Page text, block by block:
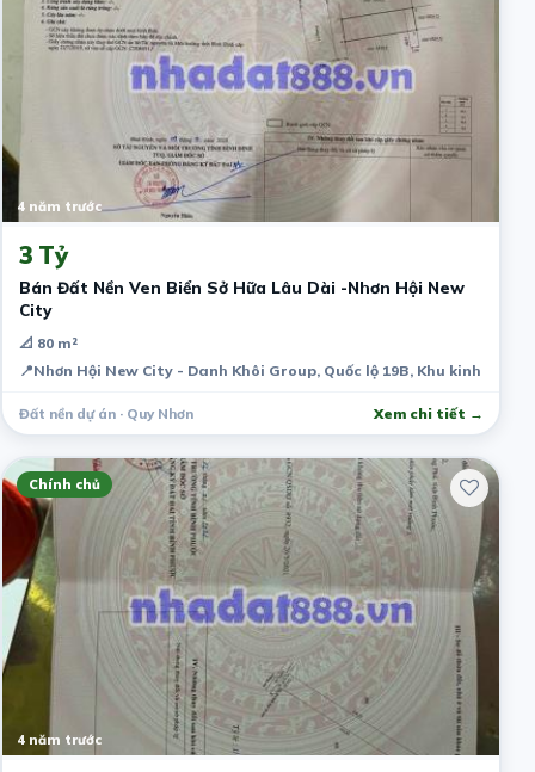
4 năm trước
3 Tỷ
Bán Đất Nền Ven Biển Sở Hữa Lâu Dài -Nhơn Hội New
City
📐 80 m²
📍Nhơn Hội New City - Danh Khôi Group, Quốc lộ 19B, Khu kinh tế,
Đất nền dự án · Quy Nhơn Xem chi tiết →
Chính chủ
4 năm trước